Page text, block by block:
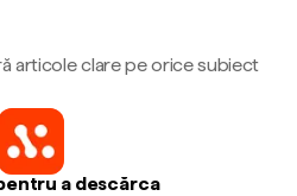
articole clare pe orice subiect
a descărca